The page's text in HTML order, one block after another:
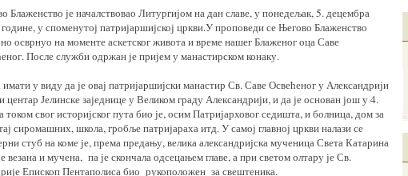
Блаженство је началствовао Литургијом на дан славе, у понедељак, 5. децембра
у споменутој патријаршијској цркви.У проповеди се Његово Блаженство
осврнуо на моменте аскетског живота и време нашег Блаженог оца Саве
После служби одржан је пријем у манастирском конаку.
имати у виду да је овај патријаршијски манастир Св. Саве Освећеног у Александрији
центар Јелинске заједнице у Великом граду Александрији, и да је основан још у 4.
током свог историјског пута био је, осим Патријарховог седишта, и болница, дом за
сиромашних, школа, гробље патријараха итд. У самој главној цркви налази се
стуб на коме је, према предању, велика александријска мученица Света Катарина
везана и мучена, па је скончала одсецањем главе, а при светом олтару је Св.
Епископ Пентаполиса био рукоположен за свештеника.